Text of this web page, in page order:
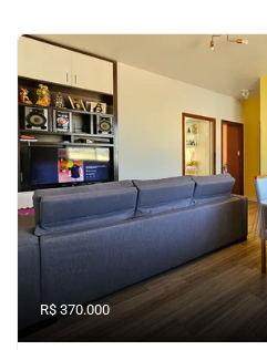
R$ 370.000